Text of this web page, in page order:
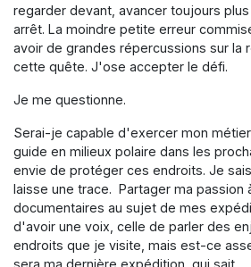
regarder devant, avancer toujours
arrêt. La moindre petite erreur
avoir de grandes répercussions sur la
cette quête. J'ose accepter le défi.
Je me questionne.
Serai-je capable d'exercer mon
guide en milieux polaire dans les
envie de protéger ces endroits. Je
laisse une trace. Partager ma passion
documentaires au sujet de mes
d'avoir une voix, celle de parler des
endroits que je visite, mais est-ce
sera ma dernière expédition, qui sait.